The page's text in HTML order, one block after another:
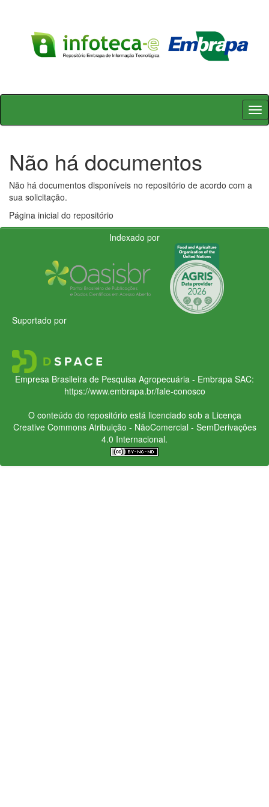
Skip
Não há documentos
Não há documentos disponíveis no repositório de acordo com a
sua solicitação.
Página inicial do repositório
Indexado por
Suportado por
Empresa Brasileira de Pesquisa Agropecuária - Embrapa SAC:
https://www.embrapa.br/fale-conosco
O conteúdo do repositório está licenciado sob a Licença
Creative CommonsAtribuição - NãoComercial - SemDerivações
4.0 Internacional.